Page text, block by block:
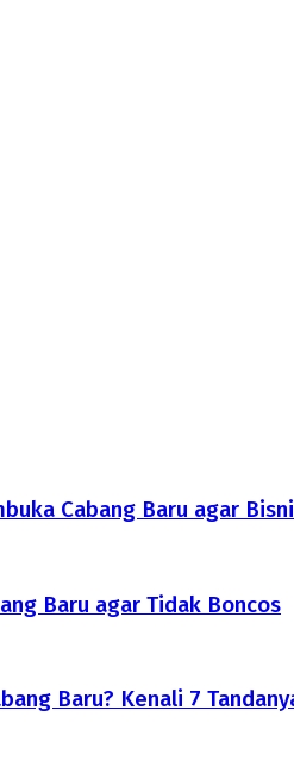
Cabang Baru agar
Baru agar Tidak Boncos
Baru? Kenali 7